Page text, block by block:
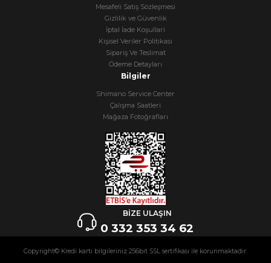
Mesafeli Satış Sözleşmesi
Gizlilik ve Güvenlik
İptal İade Koşullari
Kişisel Veriler Politikası
Sipariş Ve Teslimat
Ödeme Detayları
Bilgiler
Shimano Service Center
Çalışma Saatleri
Mağaza Fotoğrafları
BİZE ULAŞIN
0 332 353 34 62
Copyright© Kredi kartı bilgileriniz 256bit SSL sertifikası ile korunmaktadır.